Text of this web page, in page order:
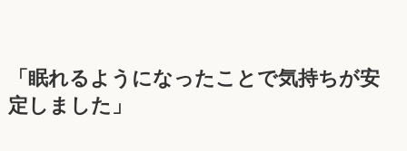
「眠れるようになったことで気持ちが安
定しました」